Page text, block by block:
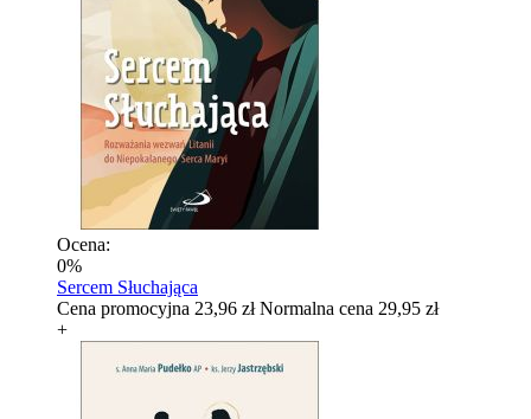
Ocena:
0%
Sercem Słuchająca
Cena promocyjna 23,96 zł Normalna cena 29,95 zł
+